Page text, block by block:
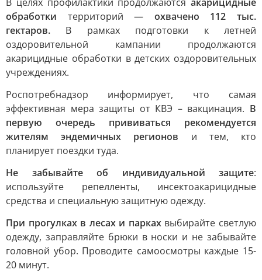
обработки территорий — охвачено 112 тыс.
гектаров. В рамках подготовки к летней
оздоровительной кампании продолжаются
акарицидные обработки в детских оздоровительных
учреждениях.
Роспотребнадзор информирует, что самая
эффективная мера защиты от КВЭ – вакцинация. В
первую очередь прививаться рекомендуется
жителям эндемичных регионов и тем, кто
планирует поездки туда.
Не забывайте об индивидуальной защите:
используйте репелленты, инсектоакарицидные
средства и специальную защитную одежду.
При прогулках в лесах и паркахвыбирайте светлую
одежду, заправляйте брюки в носки и не забывайте
головной убор. Проводите самоосмотры каждые 15-
20 минут.